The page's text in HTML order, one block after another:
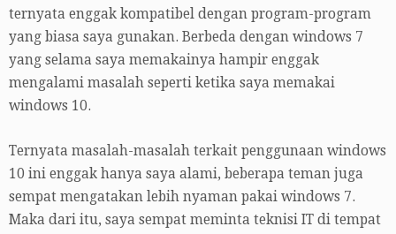
ternyata enggak kompatibel dengan program-program
yang biasa saya gunakan. Berbeda dengan windows 7
yang selama saya memakainya hampir enggak
mengalami masalah seperti ketika saya memakai
windows 10.
Ternyata masalah-masalah terkait penggunaan windows
10 ini enggak hanya saya alami, beberapa teman juga
sempat mengatakan lebih nyaman pakai windows 7.
Maka dari itu, saya sempat meminta teknisi IT di tempat